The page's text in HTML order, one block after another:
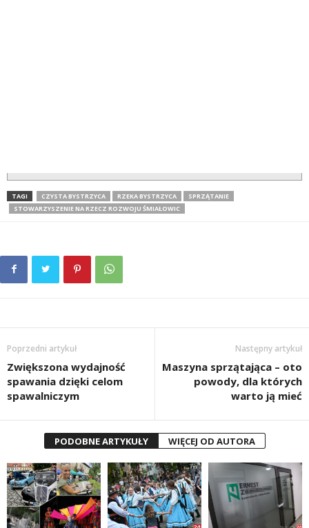
TAGI CZYSTA BYSTRZYCA RZEKA BYSTRZYCA
SPRZĄTANIE
STOWARZYSZENIE NA RZECZ ROZWOJU ŚMIAŁOWIC
Poprzedni artykuł
Zwiększona wydajność
spawania dzięki celom
spawalniczym
Następny artykuł
Maszyna sprzątająca – oto
powody, dla których
warto ją mieć
PODOBNE ARTYKUŁY WIĘCEJ OD AUTORA